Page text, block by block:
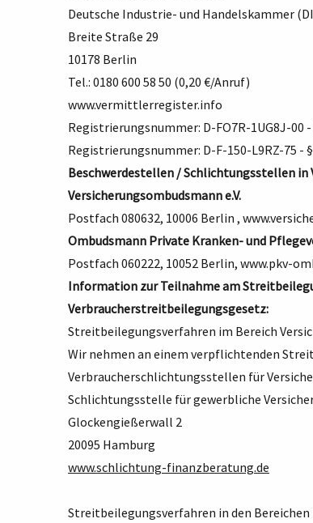
Deutsche Industrie- und Handelskammer
Breite Straße 29
10178 Berlin
Tel.: 0180 600 58 50 (0,20 €/Anruf)
www.vermittlerregister.info
Registrierungsnummer: D-FO7R-1UG8J-00 -
Registrierungsnummer: D-F-150-L9RZ-75 -
Beschwerdestellen / Schlichtungsstellen in
Versicherungsombudsmanne.V.
Postfach 080632, 10006 Berlin ,
Ombudsmann Private Kranken- und
Postfach 060222, 10052 Berlin, www.pkv-
Information zur Teilnahme am
Verbraucherstreitbeilegungsgesetz:
Streitbeilegungsverfahren im Bereich
Wir nehmen an einem verpflichtenden
Verbraucherschlichtungsstellen für
Schlichtungsstelle für gewerbliche
Glockengießerwall 2
20095 Hamburg
www.schlichtung-finanzberatung.de
Streitbeilegungsverfahren in den